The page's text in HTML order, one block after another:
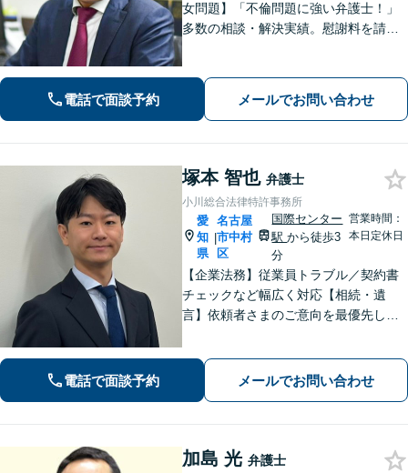
女問題】「不倫問題に強い弁護士！」
多数の相談・解決実績。慰謝料を請求
できるようサポートします【夜間・休
日面談可】【完全個室】【名古屋駅7
電話で面談予約 メールでお問い合わせ
塚本 智也 弁護士
小川総合法律特許事務所
愛
知
県
|
名古屋
市中村
区
国際センター
駅から徒歩3
分
営業時間：
本日定休日
【企業法務】従業員トラブル／契約書
チェックなど幅広く対応【相続・遺
言】依頼者さまのご意向を最優先した
電話で面談予約 メールでお問い合わせ
加島 光 弁護士